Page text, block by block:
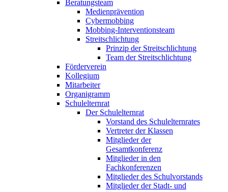
Beratungsteam
Medienprävention
Cybermobbing
Mobbing-Interventionsteam
Streitschlichtung
Prinzip der Streitschlichtung
Team der Streitschlichtung
Förderverein
Kollegium
Mitarbeiter
Organigramm
Schulelternrat
Der Schulelternrat
Vorstand des Schulelternrates
Vertreter der Klassen
Mitglieder der
Gesamtkonferenz
Mitglieder in den
Fachkonferenzen
Mitglieder des Schulvorstands
Mitglieder der Stadt- und